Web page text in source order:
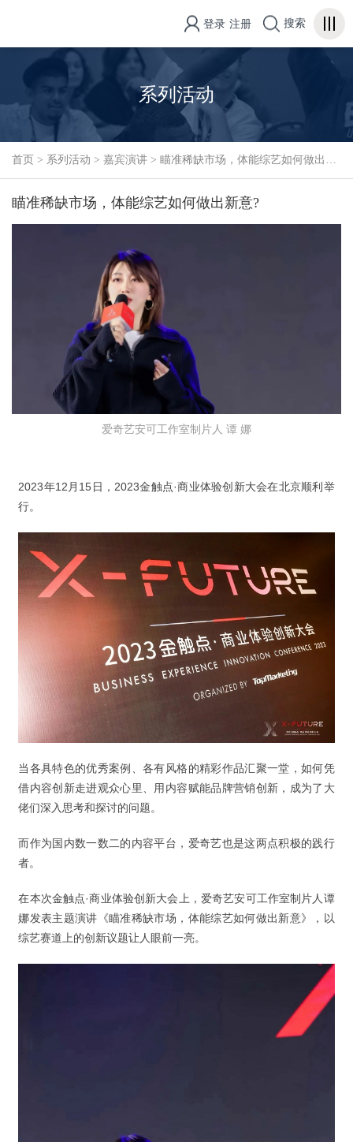
登录 注册 搜索
系列活动
首页 > 系列活动 > 嘉宾演讲 > 瞄准稀缺市场，体能综艺如何做出新意?
瞄准稀缺市场，体能综艺如何做出新意?
爱奇艺安可工作室制片人 谭 娜
2023年12月15日，2023金触点·商业体验创新大会在北京顺利举
行。
当各具特色的优秀案例、各有风格的精彩作品汇聚一堂，如何凭
借内容创新走进观众心里、用内容赋能品牌营销创新，成为了大
佬们深入思考和探讨的问题。
而作为国内数一数二的内容平台，爱奇艺也是这两点积极的践行
者。
在本次金触点·商业体验创新大会上，爱奇艺安可工作室制片人谭
娜发表主题演讲《瞄准稀缺市场，体能综艺如何做出新意》，以
综艺赛道上的创新议题让人眼前一亮。